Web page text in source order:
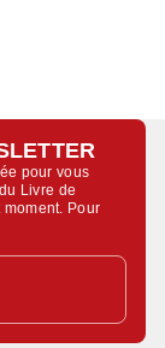
pour vous
Livre de
Pour